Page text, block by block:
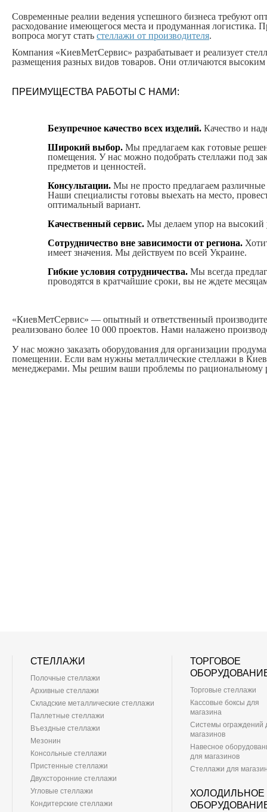
Современные реалии ведения успешного бизнеса требуют
расходование имеющегося места и продуманная логистика.
вопроса могут стать стеллажи от производителя.
Компания «КиевМетСервис» разрабатывает и реализует
размещения разных видов товаров. Они отличаются
ПРЕИМУЩЕСТВА РАБОТЫ С НАМИ:
Безупречное качество всех изделий. Качество и
Широкий выбор. Мы предлагаем как готовые
помещения. У нас можно подобрать стеллажи под
предметов и ценностей.
Консультации. Мы не просто предлагаем
Наши специалисты готовы выехать на место,
оптимальный вариант.
Качественный сервис. Мы делаем упор на высокий
Сотрудничество вне зависимости от региона.
имеет значения. Мы действуем по всей Украине.
Гибкие условия сотрудничества. Мы всегда
проводятся в кратчайшие сроки, вы не ждете
«КиевМетСервис» — опытный и ответственный
реализовано более 10 000 проектов. Нами налажено
У нас можно заказать оборудования для организации
помещении. Если вам нужны металлические стеллажи в
менеджерами. Мы решим ваши проблемы по рациональному
СТЕЛЛАЖИ
Полочные стеллажи
Архивные стеллажи
Складские металлические стеллажи
Паллетные стеллажи
Въездные стеллажи
Мезонин
Консольные стеллажи
Пристенные стеллажи
Двухсторонние стеллажи
Угловые стеллажи
Кондитерские стеллажи
ТОРГОВОЕ
Торговые стеллажи
Кассовые боксы для
магазина
Системы ограждений
магазинов
Навесное
для магазинов
Стеллажи для
ХОЛОДИЛЬНОЕ